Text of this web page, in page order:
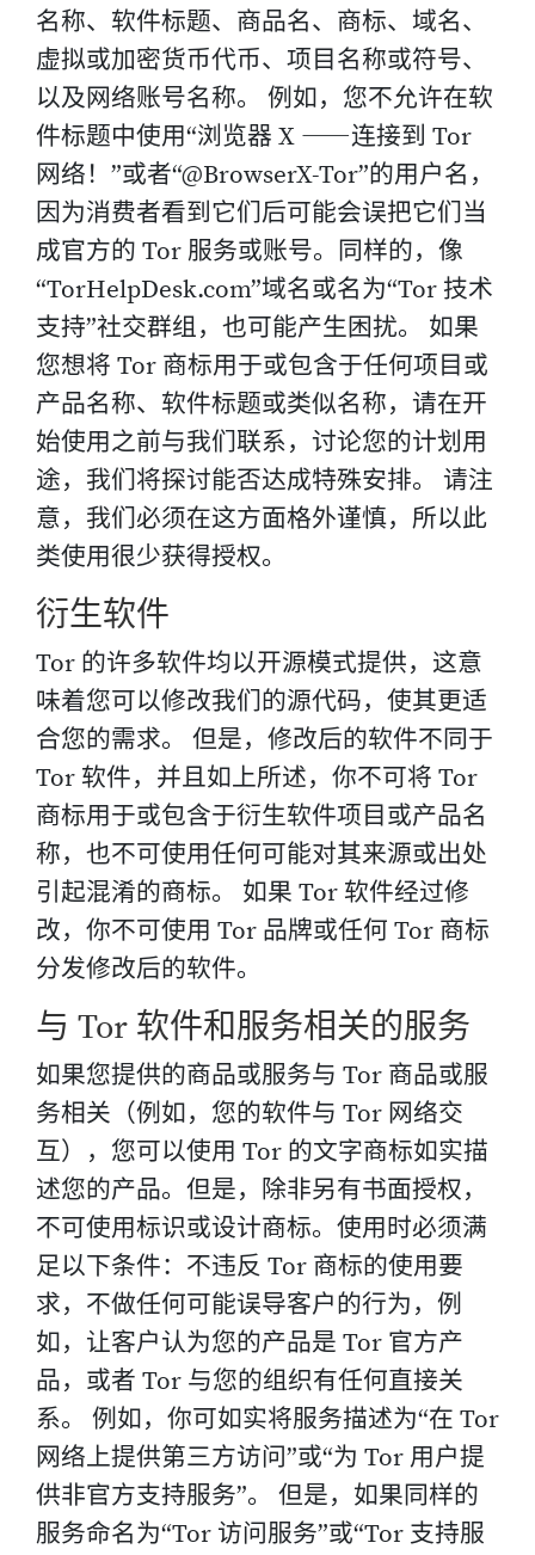
名称、软件标题、商品名、商标、域名、
虚拟或加密货币代币、项目名称或符号、
以及网络账号名称。 例如，您不允许在软
件标题中使用“浏览器 X ⸺连接到 Tor
网络！”或者“@BrowserX-Tor”的用户名，
因为消费者看到它们后可能会误把它们当
成官方的 Tor 服务或账号。同样的，像
“TorHelpDesk.com”域名或名为“Tor 技术
支持”社交群组，也可能产生困扰。 如果
您想将 Tor 商标用于或包含于任何项目或
产品名称、软件标题或类似名称，请在开
始使用之前与我们联系，讨论您的计划用
途，我们将探讨能否达成特殊安排。 请注
意，我们必须在这方面格外谨慎，所以此
类使用很少获得授权。
衍生软件
Tor 的许多软件均以开源模式提供，这意
味着您可以修改我们的源代码，使其更适
合您的需求。 但是，修改后的软件不同于
Tor 软件，并且如上所述，你不可将 Tor
商标用于或包含于衍生软件项目或产品名
称，也不可使用任何可能对其来源或出处
引起混淆的商标。 如果 Tor 软件经过修
改，你不可使用 Tor 品牌或任何 Tor 商标
分发修改后的软件。
与 Tor 软件和服务相关的服务
如果您提供的商品或服务与 Tor 商品或服
务相关（例如，您的软件与 Tor 网络交
互），您可以使用 Tor 的文字商标如实描
述您的产品。但是，除非另有书面授权，
不可使用标识或设计商标。使用时必须满
足以下条件：不违反 Tor 商标的使用要
求，不做任何可能误导客户的行为，例
如，让客户认为您的产品是 Tor 官方产
品，或者 Tor 与您的组织有任何直接关
系。 例如，你可如实将服务描述为“在 Tor
网络上提供第三方访问”或“为 Tor 用户提
供非官方支持服务”。 但是，如果同样的
服务命名为“Tor 访问服务”或“Tor 支持服